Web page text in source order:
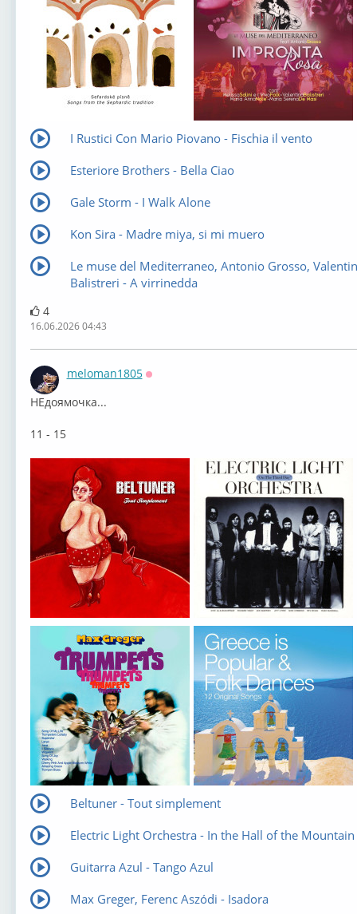
I Rustici Con Mario Piovano - Fischia il vento
Esteriore Brothers - Bella Ciao
Gale Storm - I Walk Alone
Kon Sira - Madre miya, si mi muero
Le muse del Mediterraneo, Antonio Grosso,
Balistreri - A virrinedda
4
16.06.2026 04:43
meloman1805
НЕдоямочка...
11 - 15
Beltuner - Tout simplement
Electric Light Orchestra - In the Hall of the Mountain
Guitarra Azul - Tango Azul
Max Greger, Ferenc Aszódi - Isadora